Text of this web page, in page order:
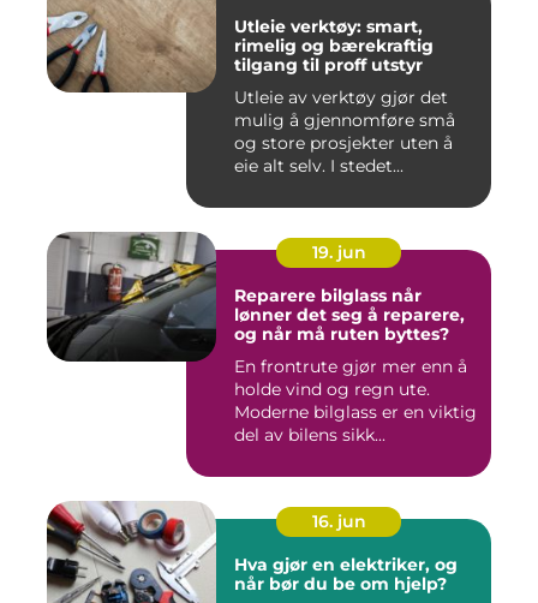
Utleie verktøy: smart,
rimelig og bærekraftig
tilgang til proff utstyr
Utleie av verktøy gjør det
mulig å gjennomføre små
og store prosjekter uten å
eie alt selv. I stedet...
19. jun
Reparere bilglass når
lønner det seg å reparere,
og når må ruten byttes?
En frontrute gjør mer enn å
holde vind og regn ute.
Moderne bilglass er en viktig
del av bilens sikk...
16. jun
Hva gjør en elektriker, og
når bør du be om hjelp?